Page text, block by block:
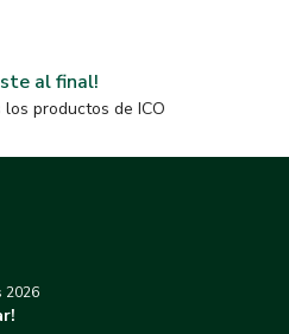
al final!
productos de ICO
2026